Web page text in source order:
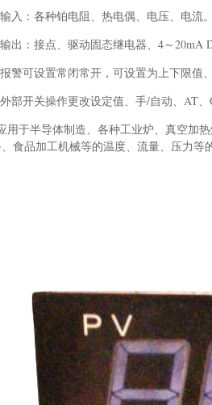
入：各种铂电阻、热电偶、电压、电流。
出：接点、驱动固态继电器、4～20mA
警可设置常闭常开，可设置为上下限值
部开关操作更改设定值、手/自动、AT、
用于半导体制造、各种工业炉、真空加
食品加工机械等的温度、流量、压力等